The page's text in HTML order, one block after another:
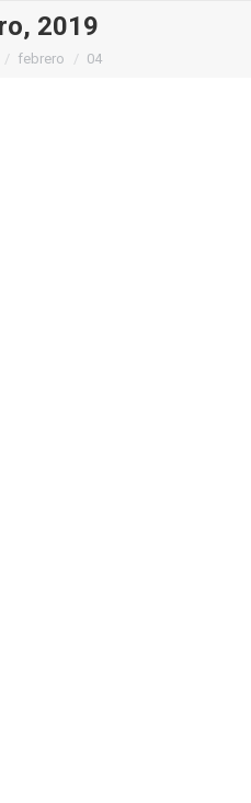
2019
febrero 04